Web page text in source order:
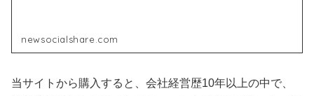
newsocialshare.com
当サイトから購入すると、会社経営歴10年以上の中で、